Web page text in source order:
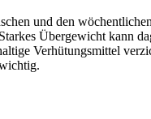
und den
Übergewicht kann
Verhütungsmittel